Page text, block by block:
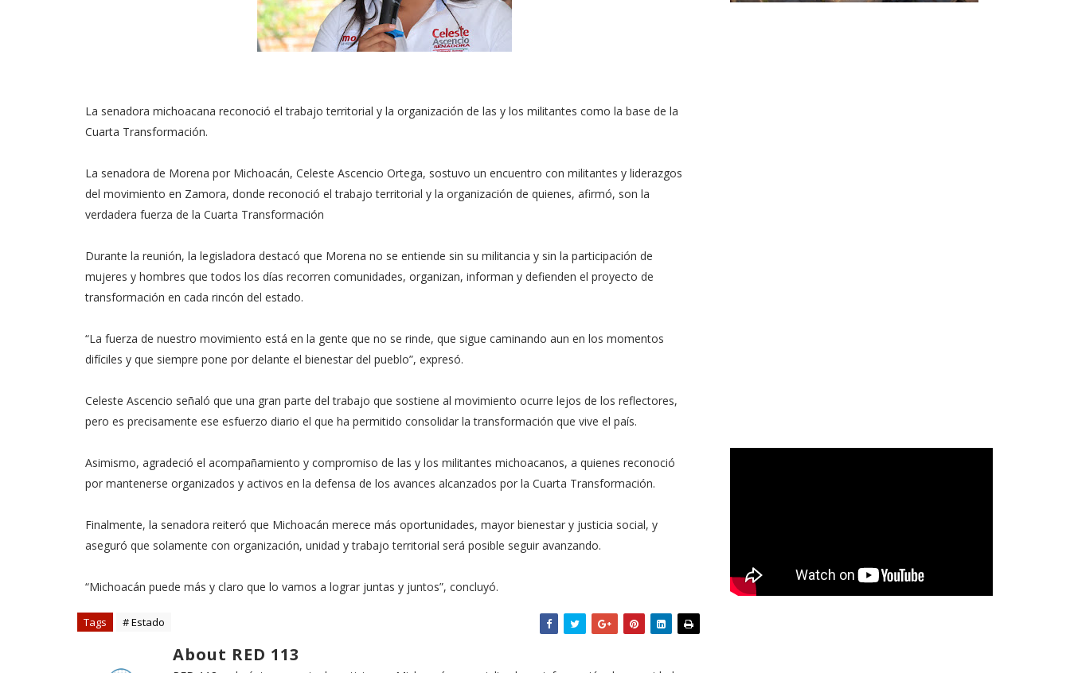
La senadora michoacana reconoció el trabajo territorial y la organización de las y los militantes como la base de la
Cuarta Transformación.
La senadora de Morena por Michoacán, Celeste Ascencio Ortega, sostuvo un encuentro con militantes y liderazgos
del movimiento en Zamora, donde reconoció el trabajo territorial y la organización de quienes, afirmó, son la
verdadera fuerza de la Cuarta Transformación
Durante la reunión, la legisladora destacó que Morena no se entiende sin su militancia y sin la participación de
mujeres y hombres que todos los días recorren comunidades, organizan, informan y defienden el proyecto de
transformación en cada rincón del estado.
“La fuerza de nuestro movimiento está en la gente que no se rinde, que sigue caminando aun en los momentos
difíciles y que siempre pone por delante el bienestar del pueblo”, expresó.
Celeste Ascencio señaló que una gran parte del trabajo que sostiene al movimiento ocurre lejos de los reflectores,
pero es precisamente ese esfuerzo diario el que ha permitido consolidar la transformación que vive el país.
Asimismo, agradeció el acompañamiento y compromiso de las y los militantes michoacanos, a quienes reconoció
por mantenerse organizados y activos en la defensa de los avances alcanzados por la Cuarta Transformación.
Finalmente, la senadora reiteró que Michoacán merece más oportunidades, mayor bienestar y justicia social, y
aseguró que solamente con organización, unidad y trabajo territorial será posible seguir avanzando.
“Michoacán puede más y claro que lo vamos a lograr juntas y juntos”, concluyó.
Tags # Estado
About RED 113